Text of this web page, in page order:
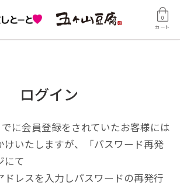
カート
0
ログイン
に会員登録をされていたお客様には
けいたしますが、「パスワード再発
にて
ドレスを入力しパスワードの再発行